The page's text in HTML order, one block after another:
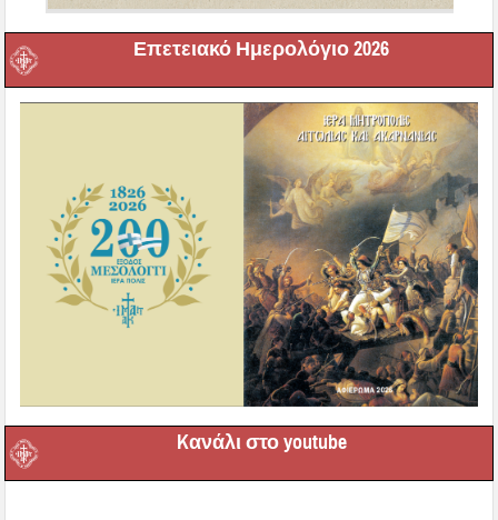
Επετειακό Ημερολόγιο 2026
Kανάλι στο youtube